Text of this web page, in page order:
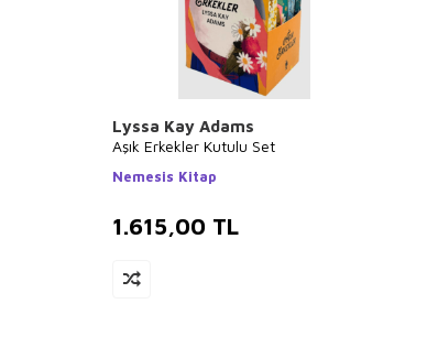
Lyssa Kay Adams
Aşık Erkekler Kutulu Set
Nemesis Kitap
1.615,00 TL